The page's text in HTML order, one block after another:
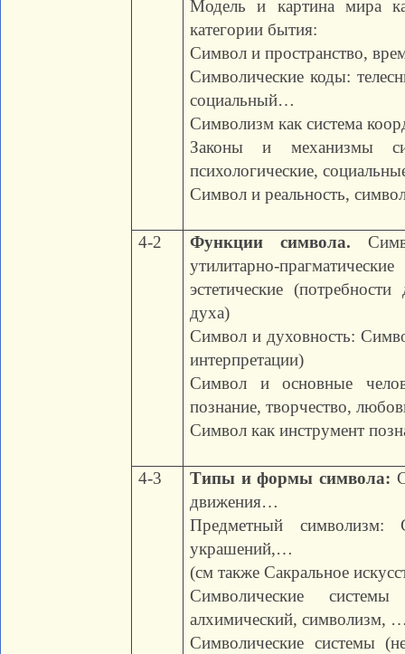
Модель и картина мира
категории бытия:
Символ и пространство,
Символические коды:
социальный…
Символизм как система
Законы и механизмы
психологические,
Символ и реальность,
4-2 Функции символа.
утилитарно-
эстетические
духа)
Символ и духовность:
интерпретации)
Символ и основные
познание, творчество,
Символ как инструмент
4-3 Типы и формы символа:
движения…
Предметный символизм:
украшений,…
(см также Сакральное
Символические системы
алхимический, символизм,
Символические системы